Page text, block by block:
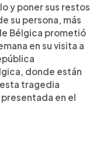
y poner sus restos
su persona, más
Bélgica prometió
en su visita a
donde están
tragedia
en el